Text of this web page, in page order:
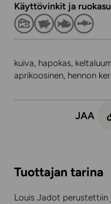
Käyttövinkit ja
kuiva, hapokas,
aprikoosinen, hennon
JAA
Tuottajan tarina
Louis Jadot perustettiin